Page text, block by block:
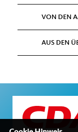
VON DEN
AUS DEN